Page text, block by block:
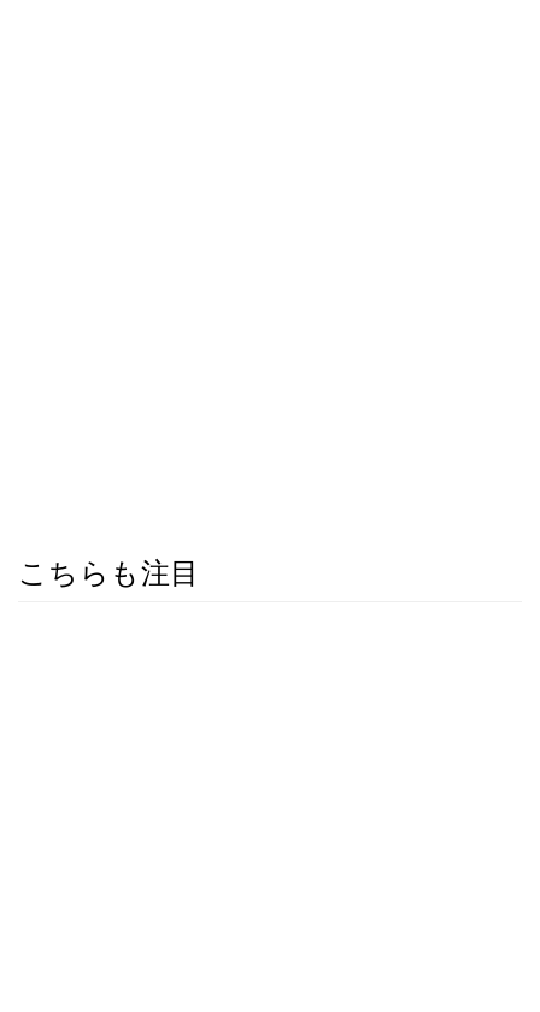
こちらも注目